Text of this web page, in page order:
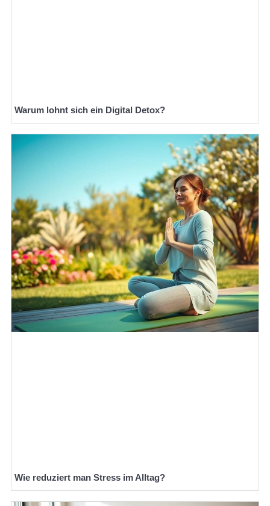
Warum lohnt sich ein Digital Detox?
Wie reduziert man Stress im Alltag?